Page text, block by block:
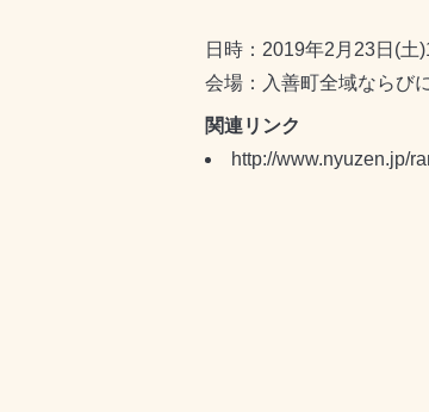
日時：2019年2月23日(土
会場：入善町全域ならび
関連リンク
http://www.nyuzen.jp/